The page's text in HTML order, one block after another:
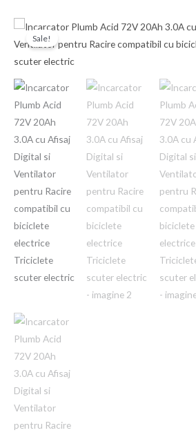
Sale!
Prețul
a
fost:
250,00 Ron.
este:
Cantitate
Incarcator
Plumb
Acid
72V
20Ah
3.0A
cu
Afisaj
Digital
si
Ventilator
pentru
Racire
compatibil
cu
electrice
Triciclete
scuter
electric